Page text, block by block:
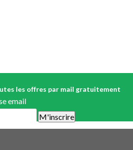
les offres par mail gratuitement
email